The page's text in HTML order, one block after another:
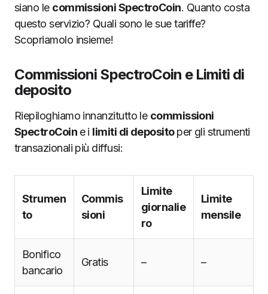
siano le commissioni SpectroCoin. Quanto costa
questo servizio? Quali sono le sue tariffe?
Scopriamolo insieme!
Commissioni SpectroCoin e Limiti di
deposito
Riepiloghiamo innanzitutto le commissioni
SpectroCoin e i limiti di depositoper gli strumenti
transazionali più diffusi:
Strumen
to
Commis
sioni
Limite
giornalie
ro
Limite
mensile
Bonifico
bancario
Gratis – –